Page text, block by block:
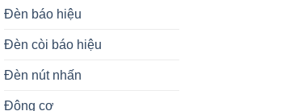
Đèn báo hiệu
Đèn còi báo hiệu
Đèn nút nhấn
Động cơ